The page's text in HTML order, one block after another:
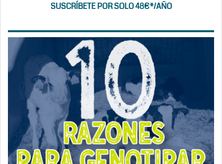
SUSCRÍBETE POR SOLO 48€*/AÑO